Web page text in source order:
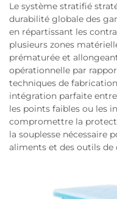
Le système stratifié
durabilité globale des
en répartissant les
plusieurs zones
prématurée et
opérationnelle par
techniques de
intégration parfaite
les points faibles ou les
compromettre la
la souplesse nécessaire
aliments et des outils de